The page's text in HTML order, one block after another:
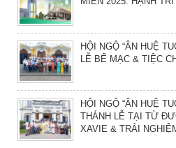
HỘI NGỘ “ÂN HUỆ
LỄ BẾ MẠC & TIỆC
HỘI NGỘ “ÂN HUỆ
THÁNH LỄ TẠI TỪ
XAVIE & TRẢI